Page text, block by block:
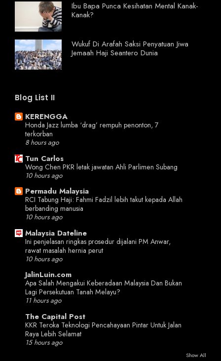
Ibu Bapa Punca Kesihatan Mental Kanak-
Kanak?
Wukuf Di Arafah Saksi Penyatuan Jiwa
Jemaah Haji Seantero Dunia
Blog List II
KERENGGA
Honda Jazz lumba ‘drag’ rempuh penonton, 7
terkorban
8 hours ago
Tun Carlos
Wong Chen PKR letak jawatan Ahli Parlimen Subang
10 hours ago
Permadu Malaysia
RCI Tabung Haji: Fahmi Fadzil lebih takut kepada Allah
berbanding manusia
10 hours ago
Malaysia Dateline
Ini penjelasan ringkas prosedur dijalani PM Anwar,
rawat masalah hernia perut
10 hours ago
JalinLuin.com
Apa Salah Mengakui Keberadaan Malaysia Dan Bukan
Lagi Persekutuan Tanah Melayu?
11 hours ago
The Capital Post
KKR Teroka Teknologi Pencahayaan Pintar Untuk Jalan
Raya Lebih Selamat
15 hours ago
Show All